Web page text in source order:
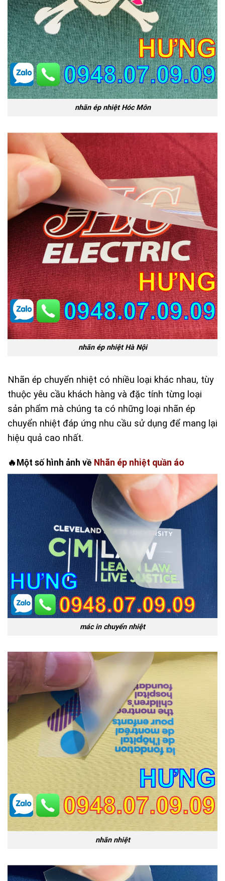
nhãn ép nhiệt Hóc Môn
nhãn ép nhiệt Hà Nội
Nhãn ép chuyển nhiệt có nhiều loại khác nhau, tùy
thuộc yêu cầu khách hàng và đặc tính từng loại
sản phẩm mà chúng ta có những loại nhãn ép
chuyển nhiệt đáp ứng nhu cầu sử dụng để mang lại
hiệu quả cao nhất.
🔥Một số hình ảnh về Nhãn ép nhiệt quần áo
mác in chuyển nhiệt
nhãn nhiệt